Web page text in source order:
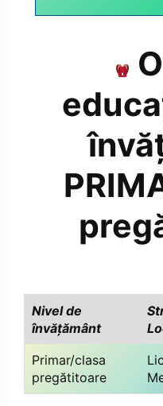
Nivel de
învățământ
Primar/clasa
pregătitoare